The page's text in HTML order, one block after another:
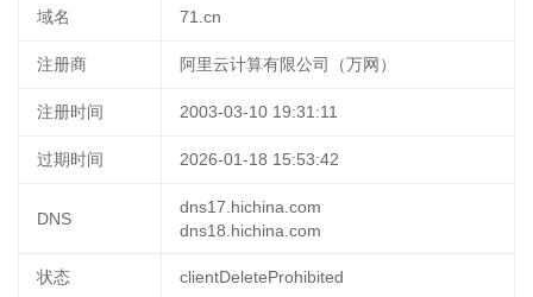
域名
71.cn
注册商 阿里云计算有限公司（万网）
注册时间 2003-03-10 19:31:11
过期时间 2026-01-18 15:53:42
DNS
dns17.hichina.com
dns18.hichina.com
状态 clientDeleteProhibited